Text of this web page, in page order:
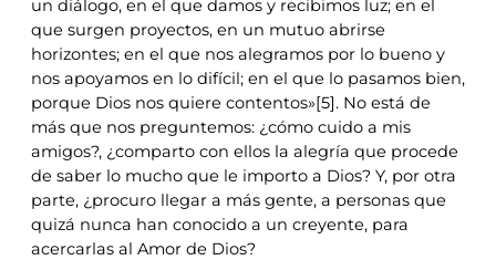
un diálogo, en el que damos y recibimos luz; en el
que surgen proyectos, en un mutuo abrirse
horizontes; en el que nos alegramos por lo bueno y
nos apoyamos en lo difícil; en el que lo pasamos bien,
porque Dios nos quiere contentos»[5]. No está de
más que nos preguntemos: ¿cómo cuido a mis
amigos?, ¿comparto con ellos la alegría que procede
de saber lo mucho que le importo a Dios? Y, por otra
parte, ¿procuro llegar a más gente, a personas que
quizá nunca han conocido a un creyente, para
acercarlas al Amor de Dios?